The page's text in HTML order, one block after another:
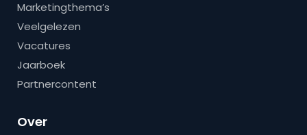
Marketingthema’s
Veelgelezen
Vacatures
Jaarboek
Partnercontent
Over